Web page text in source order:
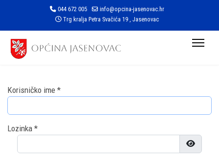
044 672 005
info@opcina-jasenovac.hr
Trg kralja Petra Svačića 19 , Jasenovac
Korisničko ime *
Lozinka *
Prikaži